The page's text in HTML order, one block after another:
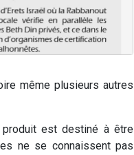
même plusieurs autres
produit est destiné à être
ne se connaissent pas